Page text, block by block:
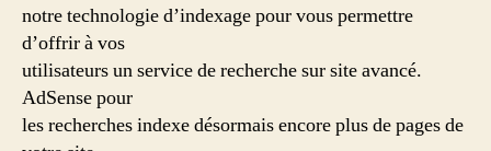
notre technologie d’indexage pour vous permettre
d’offrir à vos
utilisateurs un service de recherche sur site avancé.
AdSense pour
les recherches indexe désormais encore plus de pages de